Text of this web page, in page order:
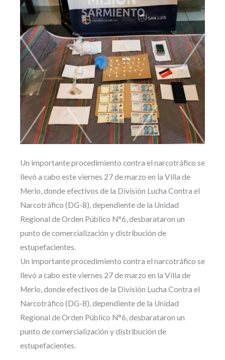
Un importante procedimiento contra el narcotráfico se
llevó a cabo este viernes 27 de marzo en la Villa de
Merlo, donde efectivos de la División Lucha Contra el
Narcotráfico (DG-8), dependiente de la Unidad
Regional de Orden Público N°6, desbarataron un
punto de comercialización y distribución de
estupefacientes.
Un importante procedimiento contra el narcotráfico se
llevó a cabo este viernes 27 de marzo en la Villa de
Merlo, donde efectivos de la División Lucha Contra el
Narcotráfico (DG-8), dependiente de la Unidad
Regional de Orden Público N°6, desbarataron un
punto de comercialización y distribución de
estupefacientes.